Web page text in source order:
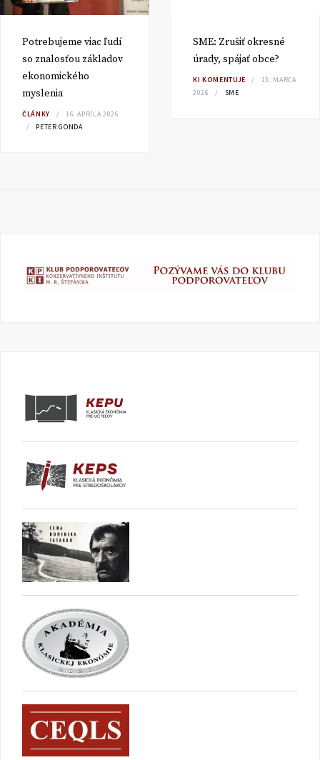
Potrebujeme viac ľudí
so znalosťou základov
ekonomického
myslenia
ČLÁNKY
16. APRÍLA 2026
PETER GONDA
SME: Zrušiť okresné
úrady, spájať obce?
KI KOMENTUJE
13. MARCA
2026
SME